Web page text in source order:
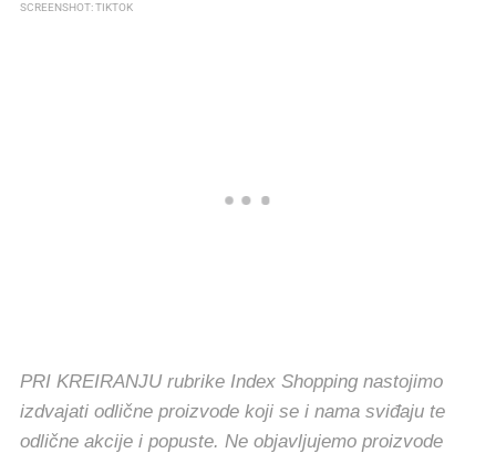
SCREENSHOT: TIKTOK
PRI KREIRANJU rubrike Index Shopping nastojimo
izdvajati odlične proizvode koji se i nama sviđaju te
odlične akcije i popuste. Ne objavljujemo proizvode